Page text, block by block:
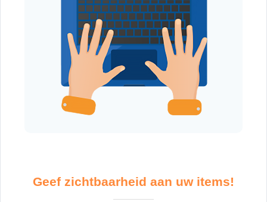
Geef zichtbaarheid aan uw items!